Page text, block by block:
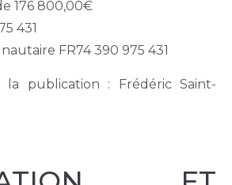
176 800,00€
431
FR74 390 975 431
la publication : Frédéric Saint-